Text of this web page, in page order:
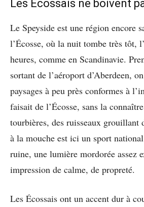
Les Écossais ne boivent
Le Speyside est une région encore
l’Écosse, où la nuit tombe très tôt,
heures, comme en Scandinavie.
sortant de l’aéroport d’Aberdeen,
paysages à peu près conformes à
faisait de l’Écosse, sans la
tourbières, des ruisseaux grouillant
à la mouche est ici un sport
ruine, une lumière mordorée assez
impression de calme, de propreté.
Les Écossais ont un accent dur à